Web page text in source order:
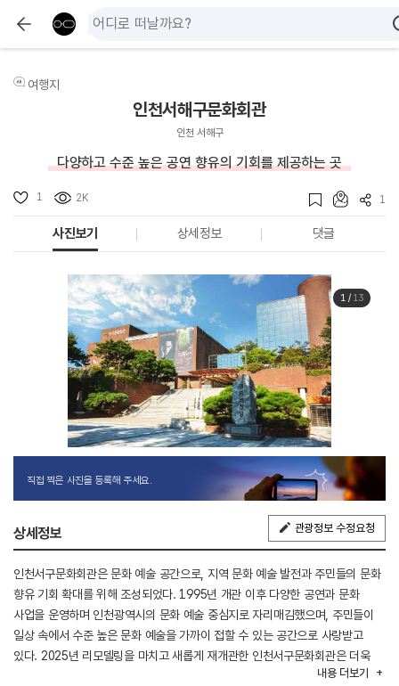
여행지
인천서해구문화회관
인천 서해구
다양하고 수준 높은 공연 향유의 기회를 제공하는 곳
1 2K 1
사진보기 상세정보 댓글
1/ 13
직접 찍은 사진을 등록해 주세요.
상세정보 관광정보 수정요청
인천서구문화회관은 문화 예술 공간으로, 지역 문화 예술 발전과 주민들의 문화
향유 기회 확대를 위해 조성되었다. 1995년 개관 이후 다양한 공연과 문화
사업을 운영하며 인천광역시의 문화 예술 중심지로 자리매김했으며, 주민들이
일상 속에서 수준 높은 문화 예술을 가까이 접할 수 있는 공간으로 사랑받고
있다. 2025년 리모델링을 마치고 새롭게 재개관한 인천서구문화회관은 더욱
쾌적한 환경을 갖추었으며, 742석 규모의 대공연장과 200석 규모의
내용 더보기